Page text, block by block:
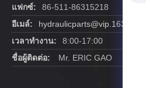
แฟกซ์:
86-511-86315218
อีเมล์:
hydraulicparts@vip.163.com
เวลาทำงาน:
8:00-17:00
ชื่อผู้ติดต่อ:
Mr. ERIC GAO